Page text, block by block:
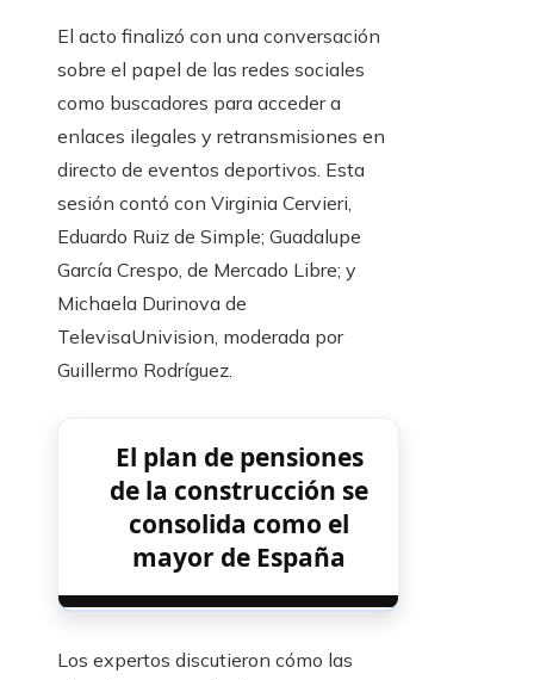
El acto finalizó con una conversación
sobre el papel de las redes sociales
como buscadores para acceder a
enlaces ilegales y retransmisiones en
directo de eventos deportivos. Esta
sesión contó con Virginia Cervieri,
Eduardo Ruiz de Simple; Guadalupe
García Crespo, de Mercado Libre; y
Michaela Durinova de
TelevisaUnivision, moderada por
Guillermo Rodríguez.
El plan de pensiones
de la construcción se
consolida como el
mayor de España
Los expertos discutieron cómo las